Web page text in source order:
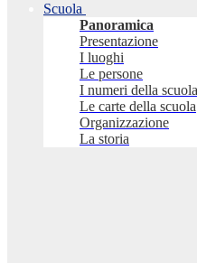
Scuola
Panoramica
Presentazione
I luoghi
Le persone
I numeri della scuola
Le carte della scuola
Organizzazione
La storia